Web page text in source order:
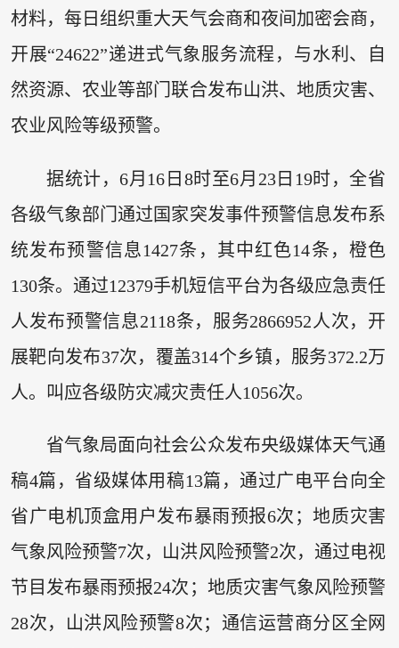
材料，每日组织重大天气会商和夜间加密会商，
开展“24622”递进式气象服务流程，与水利、自
然资源、农业等部门联合发布山洪、地质灾害、
农业风险等级预警。
据统计，6月16日8时至6月23日19时，全省
各级气象部门通过国家突发事件预警信息发布系
统发布预警信息1427条，其中红色14条，橙色
130条。通过12379手机短信平台为各级应急责任
人发布预警信息2118条，服务2866952人次，开
展靶向发布37次，覆盖314个乡镇，服务372.2万
人。叫应各级防灾减灾责任人1056次。
省气象局面向社会公众发布央级媒体天气通
稿4篇，省级媒体用稿13篇，通过广电平台向全
省广电机顶盒用户发布暴雨预报6次；地质灾害
气象风险预警7次，山洪风险预警2次，通过电视
节目发布暴雨预报24次；地质灾害气象风险预警
28次，山洪风险预警8次；通信运营商分区全网